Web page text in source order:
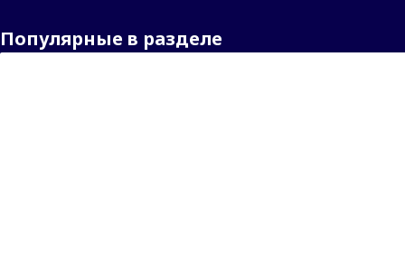
Популярные в разделе